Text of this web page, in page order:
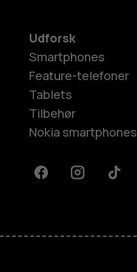
Udforsk
Smartphones
Feature-telefoner
Tablets
Tilbehør
Nokia
FacebookInstagramTiktok